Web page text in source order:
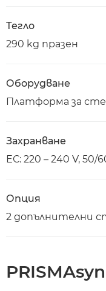
Тегло
290 kg празен
Оборудване
Платформа за
Захранване
ЕС: 220 – 240 V, 50/
Опция
2 допълнителни